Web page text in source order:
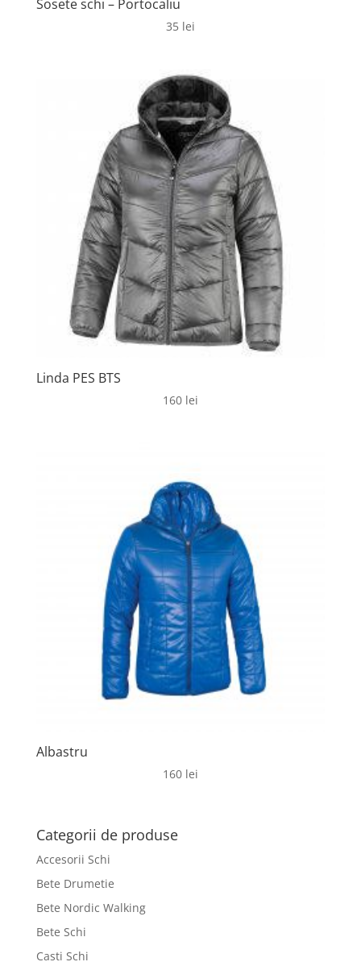
Sosete schi – Portocaliu
35 lei
Linda PES BTS
160 lei
Albastru
160 lei
Categorii de produse
Accesorii Schi
Bete Drumetie
Bete Nordic Walking
Bete Schi
Casti Schi